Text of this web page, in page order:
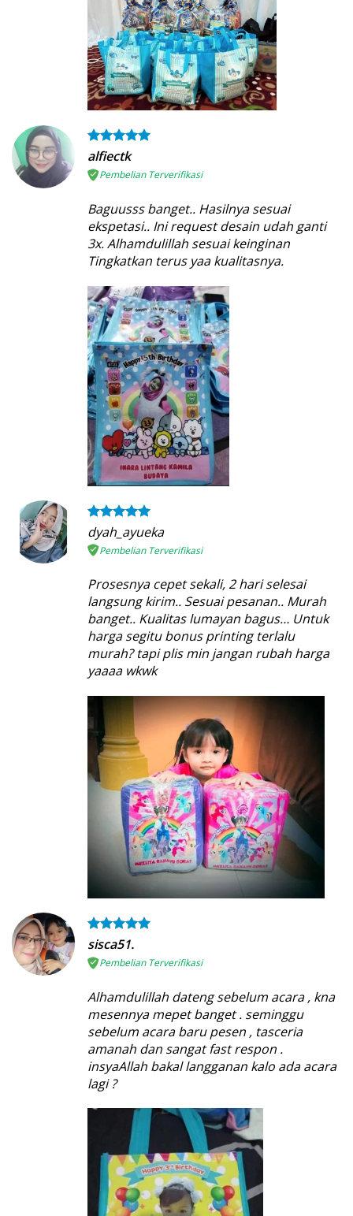
alfiectk
Pembelian Terverifikasi
Baguusss banget.. Hasilnya sesuai
ekspetasi.. Ini request desain udah ganti
3x. Alhamdulillah sesuai keinginan
Tingkatkan terus yaa kualitasnya.
dyah_ayueka
Pembelian Terverifikasi
Prosesnya cepet sekali, 2 hari selesai
langsung kirim.. Sesuai pesanan.. Murah
banget.. Kualitas lumayan bagus… Untuk
harga segitu bonus printing terlalu
murah? tapi plis min jangan rubah harga
yaaaa wkwk
sisca51.
Pembelian Terverifikasi
Alhamdulillah dateng sebelum acara , kna
mesennya mepet banget . seminggu
sebelum acara baru pesen , tasceria
amanah dan sangat fast respon .
insyaAllah bakal langganan kalo ada acara
lagi ?